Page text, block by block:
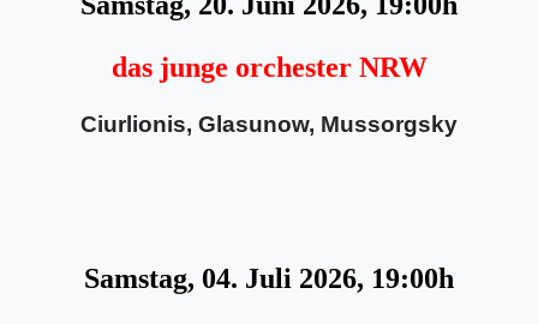
das junge orchester NRW
Ciurlionis, Glasunow, Mussorgsky
Samstag, 04. Juli 2026, 19:00h